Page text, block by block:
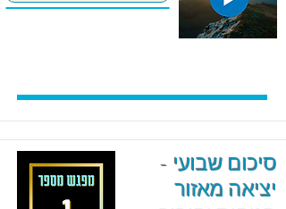
סיכום שבועי -
יציאה מאזור